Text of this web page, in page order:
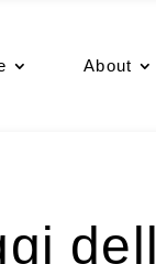
About